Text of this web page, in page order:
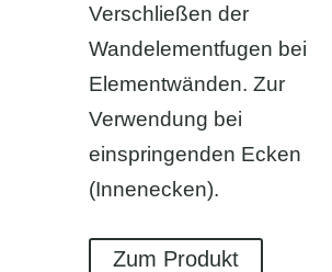
Verschließen der
Wandelementfugen bei
Elementwänden. Zur
Verwendung bei
einspringenden Ecken
(Innenecken).
Zum Produkt